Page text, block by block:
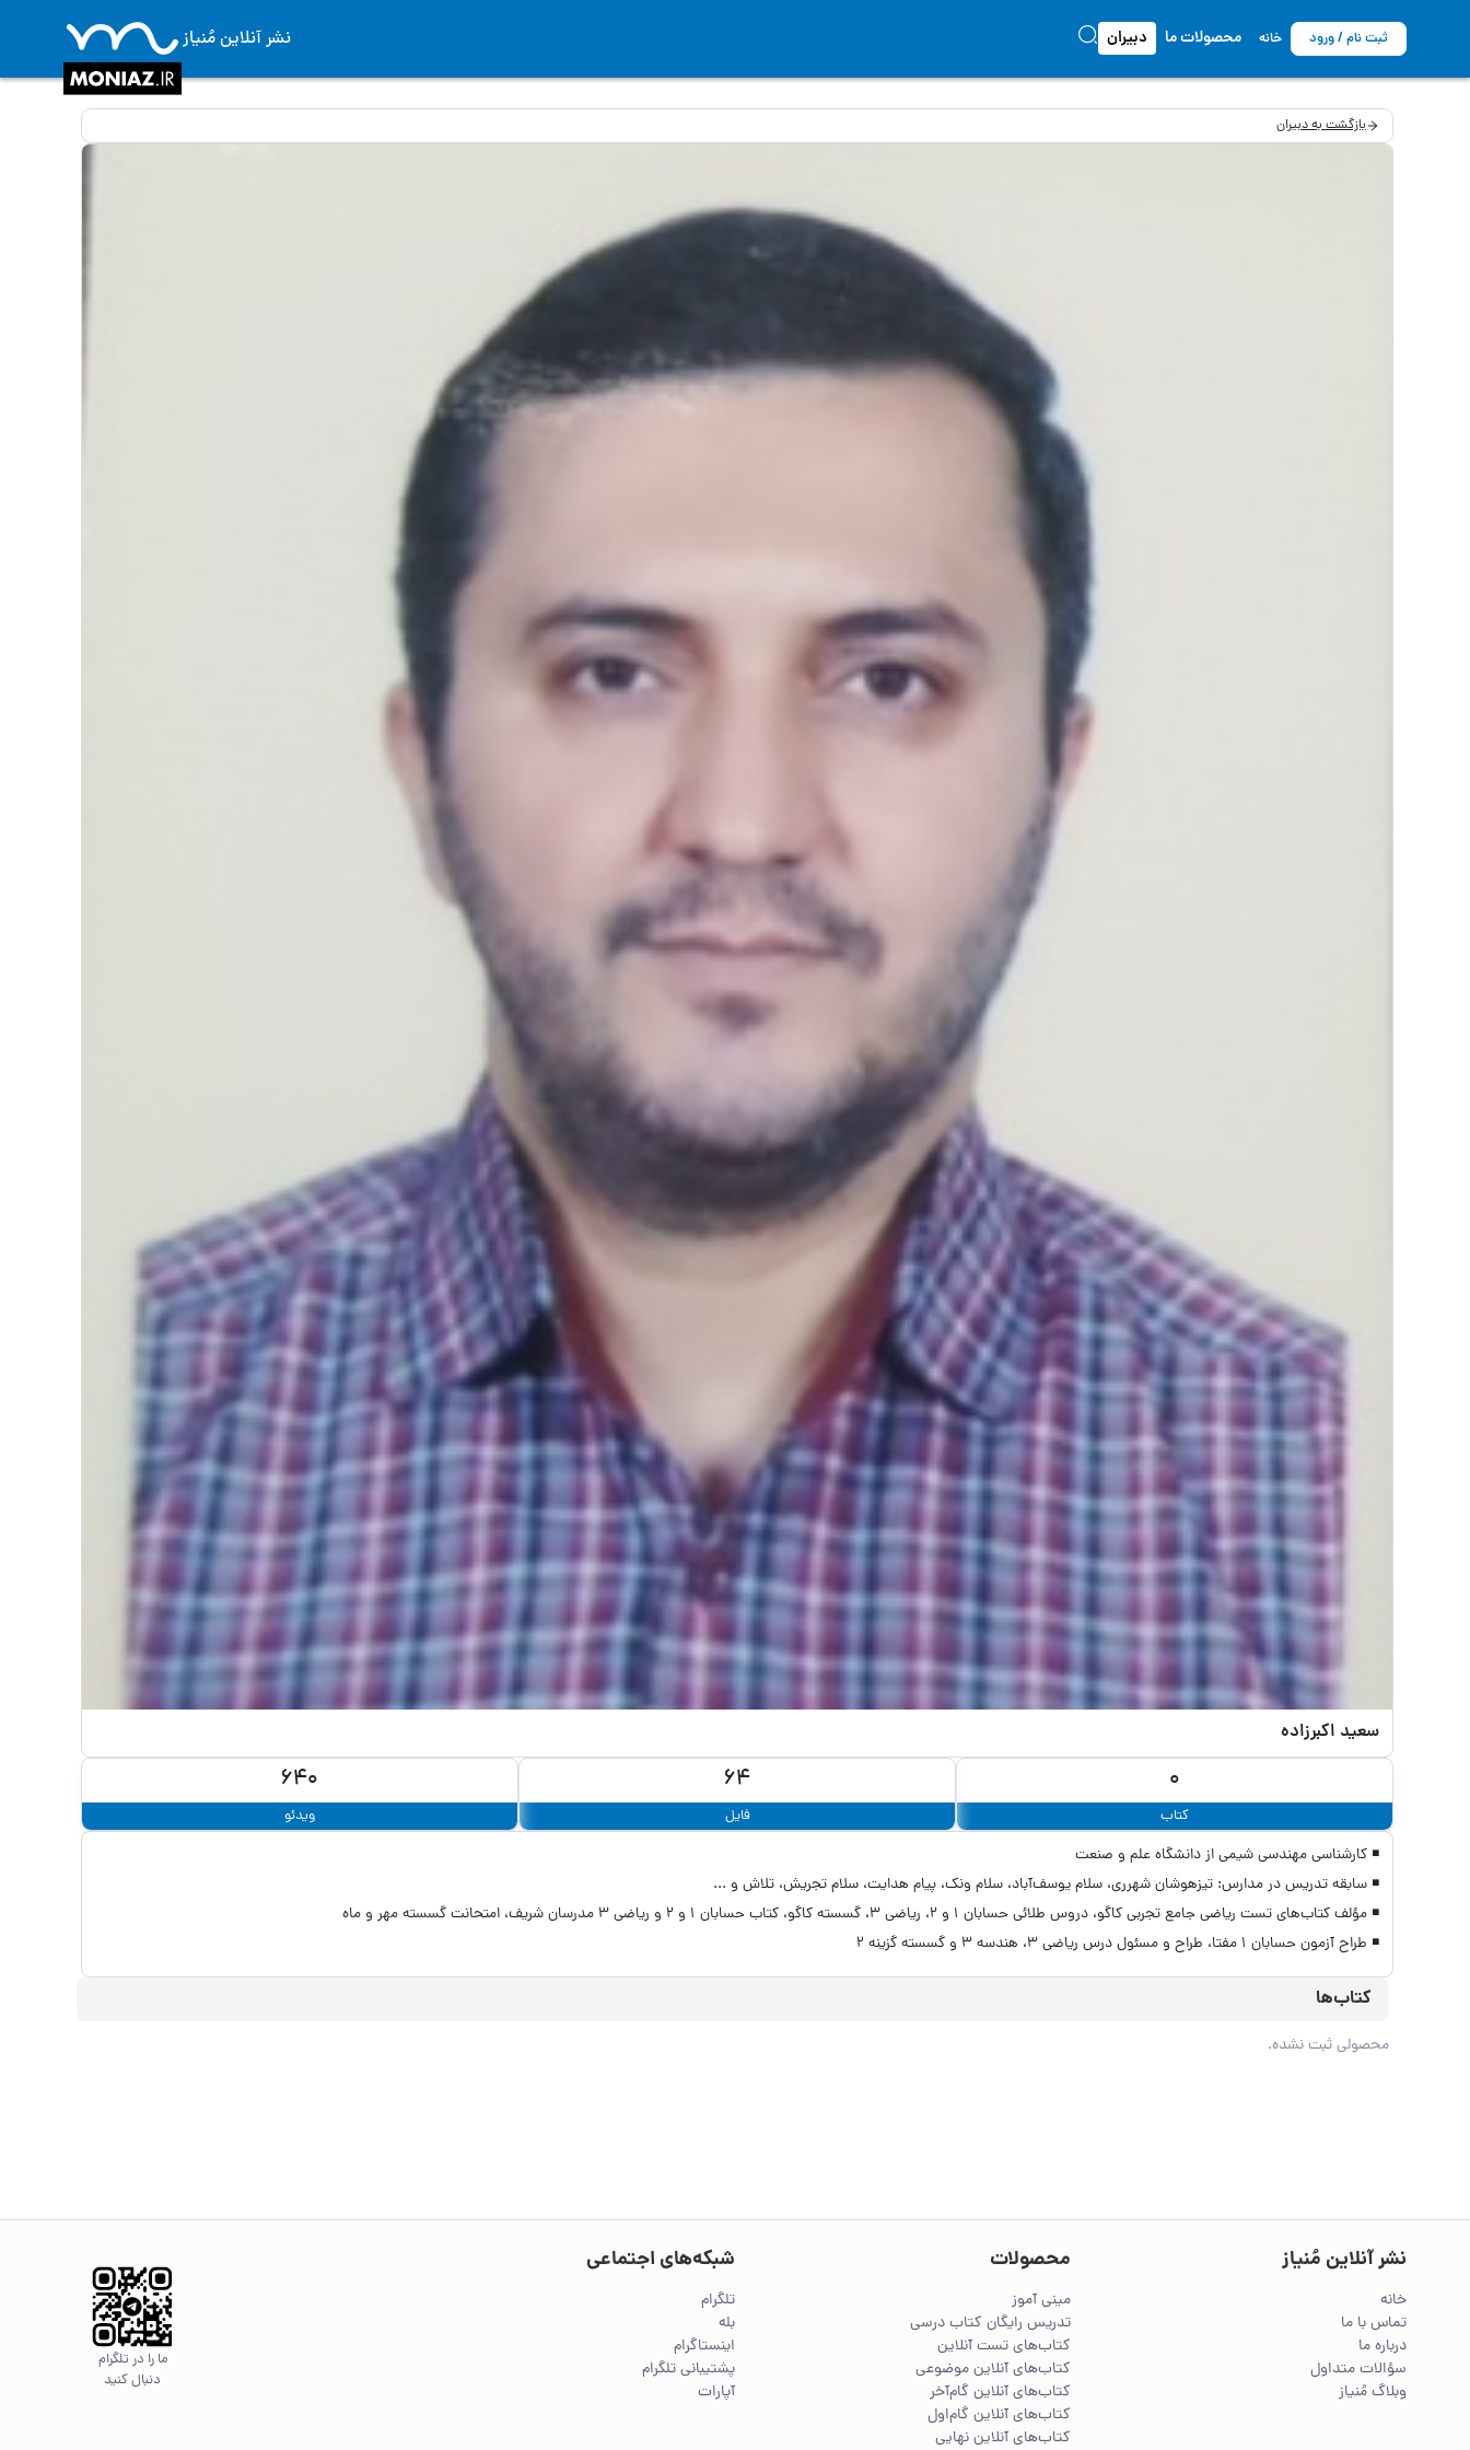
ثبت نام / ورود خانه محصولات ما دبیران نشر آنلاین مُنیاز
بازگشت به دبیران
سعید اکبرزاده
0
کتاب
64
فایل
640
ویدئو
◾ کارشناسی مهندسی شیمی از دانشگاه علم و صنعت
◾ سابقه تدريس در مدارس: تیزهوشان شهرری، سلام یوسف‌آباد، سلام ونک، پیام هدایت، سلام تجریش، تلاش و ...
◾ مؤلف کتاب‌های تست ریاضی جامع تجربی کاگو، دروس طلائی حسابان 1 و 2، ریاضی 3، گسسته کاگو، کتاب حسابان 1 و 2 و ریاضی 3 مدرسان شریف، امتحانت گسسته مهر و ماه
◾ طراح آزمون حسابان 1 مفتا، طراح و مسئول درس ریاضی 3، هندسه 3 و گسسته گزینه 2
کتاب‌ها
محصولی ثبت نشده.
نشر آنلاین مُنیاز
خانه
تماس با ما
درباره ما
سؤالات متداول
وبلاگ مُنیاز
محصولات
مینی آموز
تدریس رایگان کتاب درسی
کتاب‌های تست آنلاین
کتاب‌های آنلاین موضوعی
کتاب‌های آنلاین گام‌آخر
کتاب‌های آنلاین گام‌اول
کتاب‌های آنلاین نهایی
شبکه‌های اجتماعی
تلگرام
بله
اینستاگرام
پشتیبانی تلگرام
آپارات
ما را در تلگرام
دنبال کنید